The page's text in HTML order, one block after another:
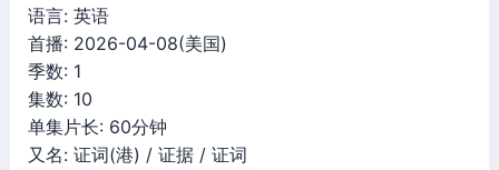
语言: 英语
首播: 2026-04-08(美国)
季数: 1
集数: 10
单集片长: 60分钟
又名: 证词(港) / 证据 / 证词